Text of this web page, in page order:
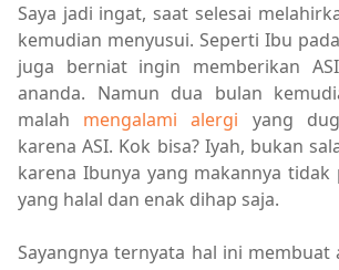
Saya jadi ingat, saat selesai
kemudian menyusui. Seperti Ibu
juga berniat ingin memberikan
ananda. Namun dua bulan
malah mengalami alergi yang
karena ASI. Kok bisa? Iyah, bukan
karena Ibunya yang makannya tidak
yang halal dan enak dihap saja.
Sayangnya ternyata hal ini membuat